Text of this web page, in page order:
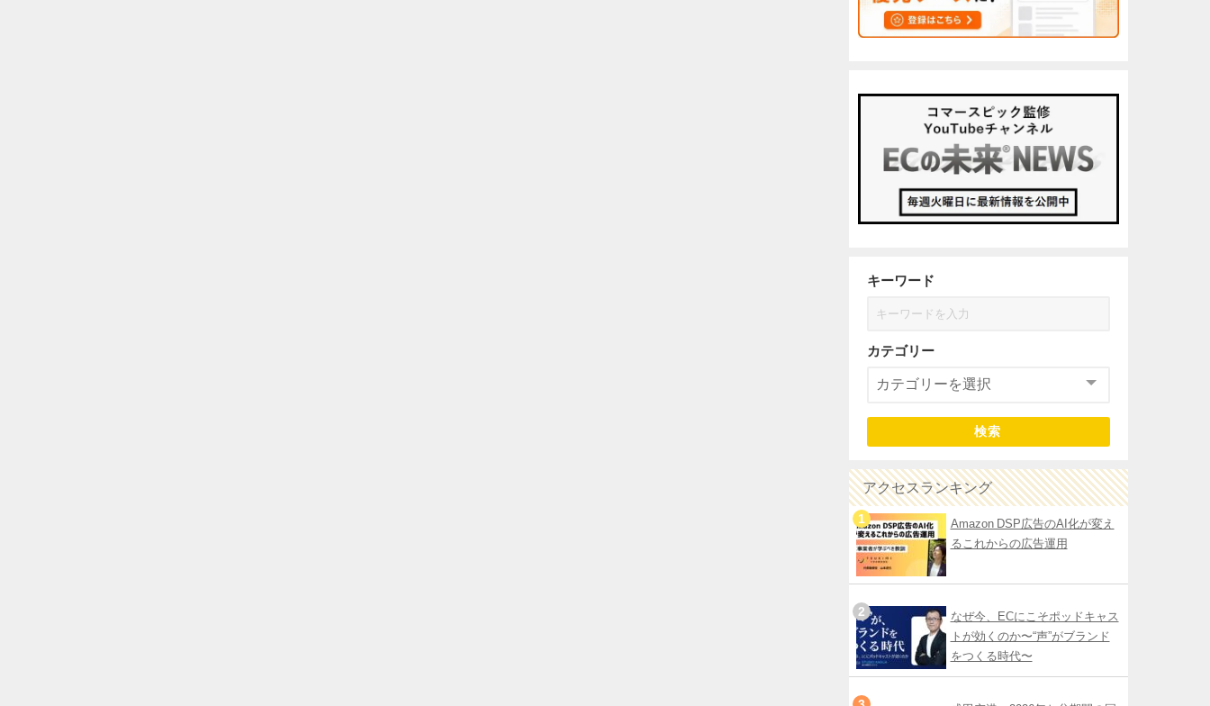
キーワード
カテゴリー
検索
アクセスランキング
Amazon DSP広告のAI化が変え
るこれからの広告運用
なぜ今、ECにこそポッドキャス
トが効くのか〜“声”がブランド
をつくる時代〜